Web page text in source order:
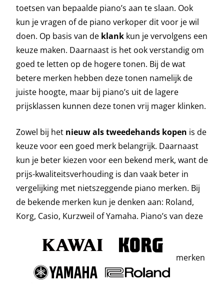
toetsen van bepaalde piano’s aan te slaan. Ook
kun je vragen of de piano verkoper dit voor je wil
doen. Op basis van de klank kun je vervolgens een
keuze maken. Daarnaast is het ook verstandig om
goed te letten op de hogere tonen. Bij de wat
betere merken hebben deze tonen namelijk de
juiste hoogte, maar bij piano’s uit de lagere
prijsklassen kunnen deze tonen vrij mager klinken.
Zowel bij het nieuw als tweedehands kopen is de
keuze voor een goed merk belangrijk. Daarnaast
kun je beter kiezen voor een bekend merk, want de
prijs-kwaliteitsverhouding is dan vaak beter in
vergelijking met nietszeggende piano merken. Bij
de bekende merken kun je denken aan: Roland,
Korg, Casio, Kurzweil of Yamaha. Piano’s van deze
merken